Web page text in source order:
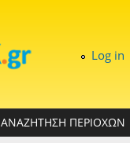
Log in
ΑΝΑΖΗΤΗΣΗ ΠΕΡΙΟΧΩΝ